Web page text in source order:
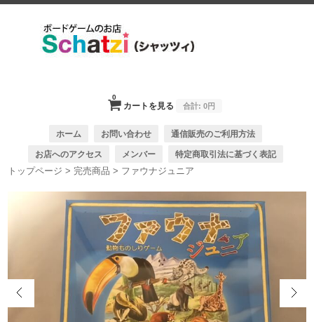
カートを見る
0
合計: 0円
ホーム お問い合わせ 通信販売のご利用方法
お店へのアクセス メンバー 特定商取引法に基づく表記
トップページ > 完売商品 > ファウナジュニア